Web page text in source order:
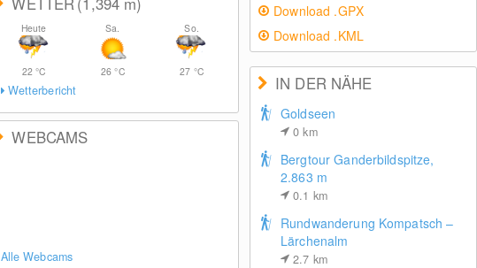
Download .GPX
Download .KML
IN DER NÄHE
Goldseen
0km
Bergtour Ganderbildspitze,
2.863 m
0.1 km
Rundwanderung Kompatsch –
Lärchenalm
2.7 km
Heute
22°C
Sa.
26°C
So.
27 °C
Wetterbericht
WEBCAMS
Alle Webcams